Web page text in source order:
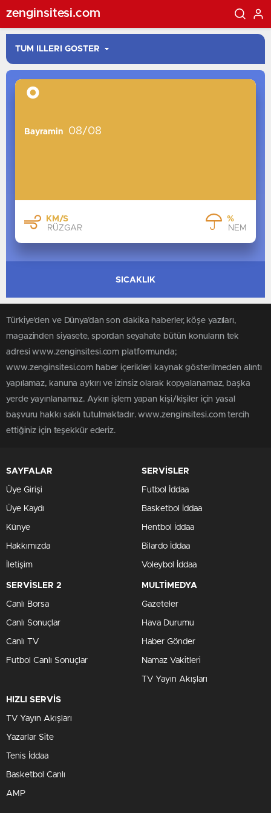
zenginsitesi.com
°
Bayramin 08/08
KM/S
RÜZGAR
%
NEM
SICAKLIK
Türkiye'den ve Dünya’dan son dakika haberler, köşe yazıları,
magazinden siyasete, spordan seyahate bütün konuların tek
adresi www.zenginsitesi.com platformunda;
www.zenginsitesi.com haber içerikleri kaynak gösterilmeden alıntı
yapılamaz, kanuna aykırı ve izinsiz olarak kopyalanamaz, başka
yerde yayınlanamaz. Aykırı işlem yapan kişi/kişiler için yasal
başvuru hakkı saklı tutulmaktadır. www.zenginsitesi.com tercih
ettiğiniz için teşekkür ederiz.
SAYFALAR
Üye Girişi
Üye Kaydı
Künye
Hakkımızda
İletişim
SERVİSLER
Futbol İddaa
Basketbol İddaa
Hentbol İddaa
Bilardo İddaa
Voleybol İddaa
SERVİSLER 2
Canlı Borsa
Canlı Sonuçlar
Canlı TV
Futbol Canlı Sonuçlar
MULTİMEDYA
Gazeteler
Hava Durumu
Haber Gönder
Namaz Vakitleri
TV Yayın Akışları
HIZLI SERVİS
TV Yayın Akışları
Yazarlar Site
Tenis İddaa
Basketbol Canlı
AMP